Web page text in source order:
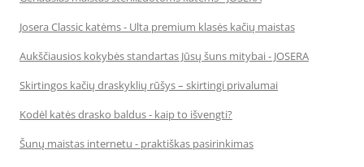
Josera Classic katėms - Ulta premium klasės kačių maistas
Aukščiausios kokybės standartas Jūsų šuns mitybai - JOSERA
Skirtingos kačių draskyklių rūšys – skirtingi privalumai
Kodėl katės drasko baldus - kaip to išvengti?
Šunų maistas internetu - praktiškas pasirinkimas